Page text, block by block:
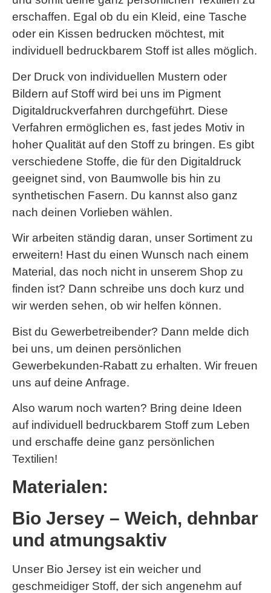
erschaffen. Egal ob du ein Kleid, eine Tasche
oder ein Kissen bedrucken möchtest, mit
individuell bedruckbarem Stoff ist alles möglich.
Der Druck von individuellen Mustern oder
Bildern auf Stoff wird bei uns im Pigment
Digitaldruckverfahren durchgeführt. Diese
Verfahren ermöglichen es, fast jedes Motiv in
hoher Qualität auf den Stoff zu bringen. Es gibt
verschiedene Stoffe, die für den Digitaldruck
geeignet sind, von Baumwolle bis hin zu
synthetischen Fasern. Du kannst also ganz
nach deinen Vorlieben wählen.
Wir arbeiten ständig daran, unser Sortiment zu
erweitern! Hast du einen Wunsch nach einem
Material, das noch nicht in unserem Shop zu
finden ist? Dann schreibe uns doch kurz und
wir werden sehen, ob wir helfen können.
Bist du Gewerbetreibender? Dann melde dich
bei uns, um deinen persönlichen
Gewerbekunden-Rabatt zu erhalten. Wir freuen
uns auf deine Anfrage.
Also warum noch warten? Bring deine Ideen
auf individuell bedruckbarem Stoff zum Leben
und erschaffe deine ganz persönlichen
Textilien!
Materialen:
Bio Jersey – Weich, dehnbar
und atmungsaktiv
Unser Bio Jersey ist ein weicher und
geschmeidiger Stoff, der sich angenehm auf